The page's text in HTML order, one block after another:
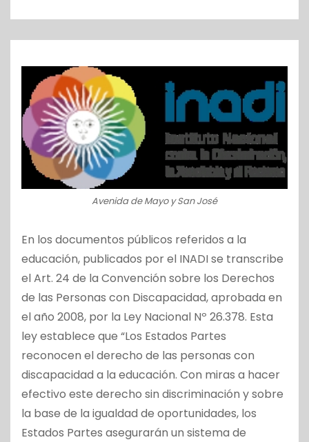
Avenida de Mayo y San José
En los documentos públicos referidos a la
educación, publicados por el INADI se transcribe
el Art. 24 de la Convención sobre los Derechos
de las Personas con Discapacidad, aprobada en
el año 2008, por la Ley Nacional Nº 26.378. Esta
ley establece que “Los Estados Partes
reconocen el derecho de las personas con
discapacidad a la educación. Con miras a hacer
efectivo este derecho sin discriminación y sobre
la base de la igualdad de oportunidades, los
Estados Partes asegurarán un sistema de